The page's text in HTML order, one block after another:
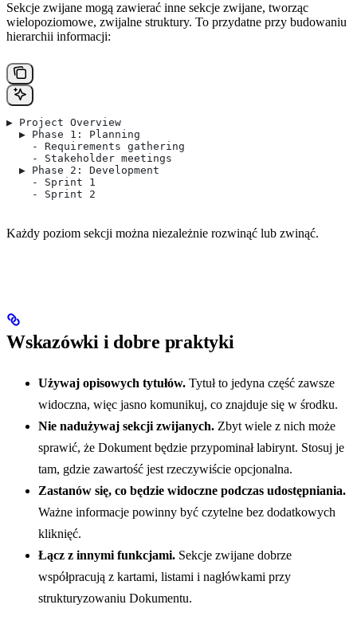
Sekcje zwijane mogą zawierać inne sekcje zwijane, tworząc
wielopoziomowe, zwijalne struktury. To przydatne przy budowaniu
hierarchii informacji:
▶ Project Overview
  ▶ Phase 1: Planning
    - Requirements gathering
    - Stakeholder meetings
  ▶ Phase 2: Development
    - Sprint 1
    - Sprint 2
Każdy poziom sekcji można niezależnie rozwinąć lub zwinąć.
Wskazówki i dobre praktyki
Używaj opisowych tytułów. Tytuł to jedyna część zawsze
widoczna, więc jasno komunikuj, co znajduje się w środku.
Nie nadużywaj sekcji zwijanych. Zbyt wiele z nich może
sprawić, że Dokument będzie przypominał labirynt. Stosuj je
tam, gdzie zawartość jest rzeczywiście opcjonalna.
Zastanów się, co będzie widoczne podczas udostępniania.
Ważne informacje powinny być czytelne bez dodatkowych
kliknięć.
Łącz z innymi funkcjami. Sekcje zwijane dobrze
współpracują z kartami, listami i nagłówkami przy
strukturyzowaniu Dokumentu.